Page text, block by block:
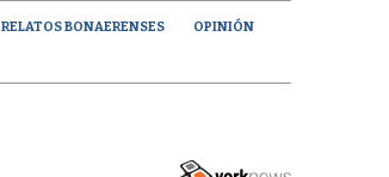
RELATOS BONAERENSES
OPINIÓN